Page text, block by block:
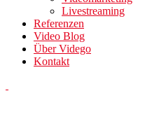
Livestreaming
Referenzen
Video Blog
Über Vidego
Kontakt